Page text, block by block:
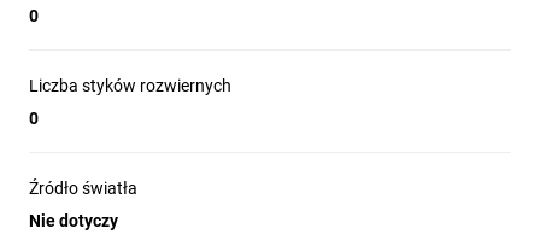
0
Liczba styków rozwiernych
0
Źródło światła
Nie dotyczy